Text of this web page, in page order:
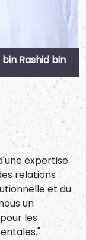
Rashid bin
expertise
relations
et du
un
les